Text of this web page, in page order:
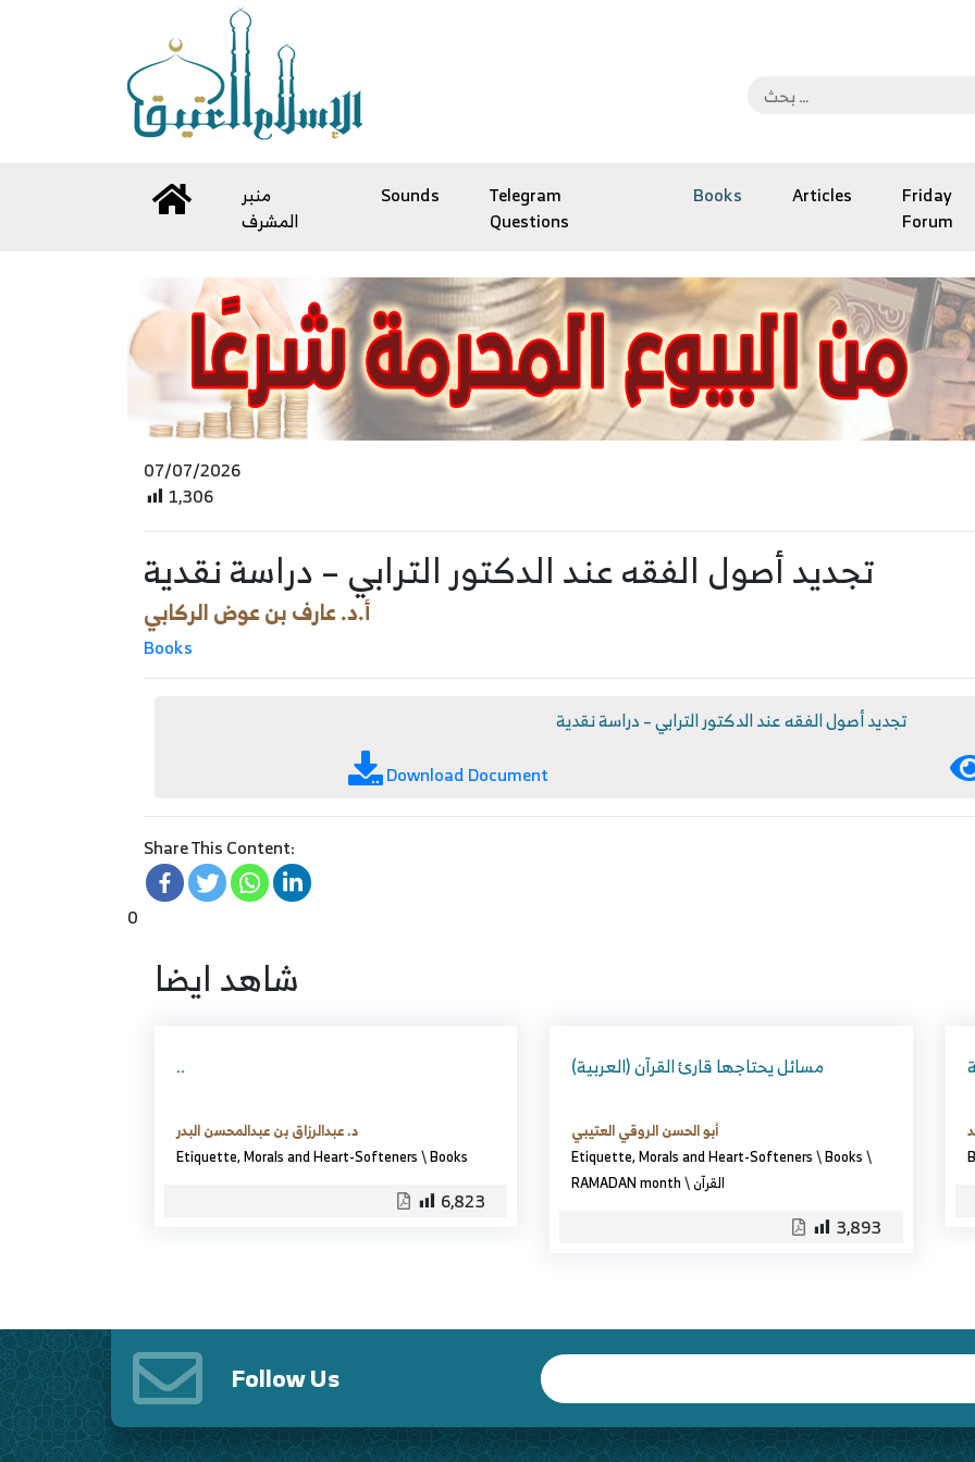
منبر
المشرف
Sounds
Telegram
Questions
Books Articles
Friday
Forum
07/07/2026
1,306
تجديد أصول الفقه عند الدكتور الترابي – دراسة نقدية
أ.د. عارف بن عوض الركابي
Books
تجديد أصول الفقه عند الدكتور الترابي – دراسة نقدية
Download Document
Share This Content:
0
شاهد ايضا
..
د. عبدالرزاق بن عبدالمحسن البدر
Etiquette, Morals and Heart-Softeners\Books
6,823
(العربية) مسائل يحتاجها قارئ القرآن
أبو الحسن الروقي العتيبي
Etiquette, Morals and Heart-Softeners\Books\
RAMADAN month\القرآن
3,893
Follow Us